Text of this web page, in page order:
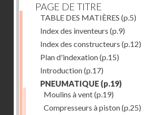
PAGE DE TITRE
TABLE DES MATIÈRES (p.5)
Index des inventeurs (p.9)
Index des constructeurs (p.12)
Plan d'indexation(p.15)
Introduction(p.17)
PNEUMATIQUE (p.19)
Moulins à vent(p.19)
Compresseurs à piston(p.25)